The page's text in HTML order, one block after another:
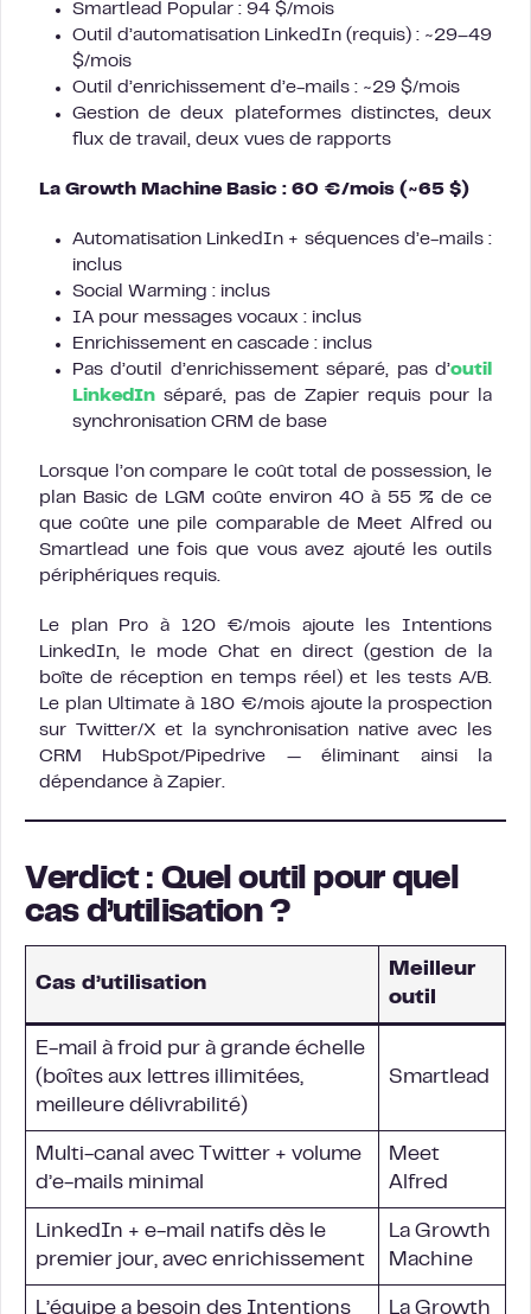
Smartlead Popular : 94 $/mois
Outil d’automatisation LinkedIn (requis) : ~29–49
$/mois
Outil d’enrichissement d’e-mails : ~29 $/mois
Gestion de deux plateformes distinctes, deux
flux de travail, deux vues de rapports
La Growth Machine Basic : 60 €/mois (~65 $)
Automatisation LinkedIn + séquences d’e-mails :
inclus
Social Warming : inclus
IA pour messages vocaux : inclus
Enrichissement en cascade : inclus
Pas d’outil d’enrichissement séparé, pas d’outil
LinkedIn séparé, pas de Zapier requis pour la
synchronisation CRM de base
Lorsque l’on compare le coût total de possession, le
plan Basic de LGM coûte environ 40 à 55 % de ce
que coûte une pile comparable de Meet Alfred ou
Smartlead une fois que vous avez ajouté les outils
périphériques requis.
Le plan Pro à 120 €/mois ajoute les Intentions
LinkedIn, le mode Chat en direct (gestion de la
boîte de réception en temps réel) et les tests A/B.
Le plan Ultimate à 180 €/mois ajoute la prospection
sur Twitter/X et la synchronisation native avec les
CRM HubSpot/Pipedrive — éliminant ainsi la
dépendance à Zapier.
Verdict : Quel outil pour quel
cas d’utilisation ?
Cas d’utilisation
Meilleur
outil
E-mail à froid pur à grande échelle
(boîtes aux lettres illimitées,
meilleure délivrabilité)
Smartlead
Multi-canal avec Twitter + volume
d’e-mails minimal
Meet
Alfred
LinkedIn + e-mail natifs dès le
premier jour, avec enrichissement
La Growth
Machine
L’équipe a besoin des Intentions La Growth